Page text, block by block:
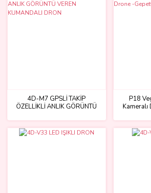
4D-M7 GPSLİ TAKİP
ÖZELLİKLİ ANLIK GÖRÜNTÜ
P18